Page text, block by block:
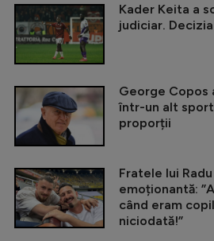
Kader Keita a
judiciar.
George Copos
într-un alt
proporții
Fratele lui
emoționantă:
când eram
niciodată!”